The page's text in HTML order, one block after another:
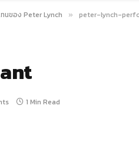
นของ Peter Lynch » peter-lynch-
1 Min Read